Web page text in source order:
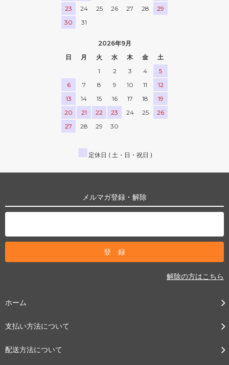
23
24 25 26 27 28
29
30
31
2026年9月
日
月 火 水 木 金
土
1
2 3 4
5
6
7 8 9 10 11
12
13
14 15 16 17 18
19
20
21 22 23 24 25
26
27
28 29 30
■ 定休日 ( 土・日・祝日 )
メルマガ登録・解除
解除の方はこちら
ホーム
支払い方法について
配送方法について